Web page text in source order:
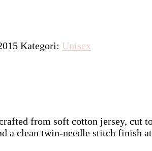
Kategori: Unisex
from soft cotton jersey, cut
a clean twin-needle stitch finish